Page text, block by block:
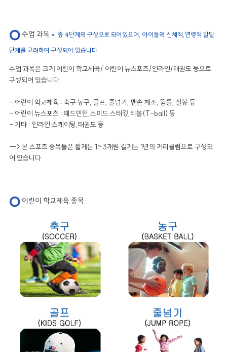
수업 과목 * 총 4단계의 구성으로 되어있으며, 아이들의 신체적,연령적 발달
단계를 고려하여 구성되어 있습니다
수업 과목은 크게 어린이 학교체육/ 어린이 뉴스포츠/인라인/태권도 등으로
구성되어 있습니다
- 어린이 학교체육 : 축구 농구, 골프, 줄넘기, 맨손 체조, 뜀틀, 철봉 등
- 어린이 뉴스포츠 : 패드민턴,스피드 스태킹,티볼(T-ball) 등
- 기타 : 인라인 스케이팅,태권도 등
--> 본 스포츠 종목들은 짧게는 1~3개원 길게는 1년의 커리큘럼으로 구성되
어 있습니다
어린이 학교체육 종목